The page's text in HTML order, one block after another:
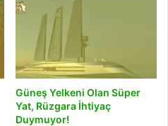
Güneş Yelkeni Olan Süper
Yat, Rüzgara İhtiyaç
Duymuyor!